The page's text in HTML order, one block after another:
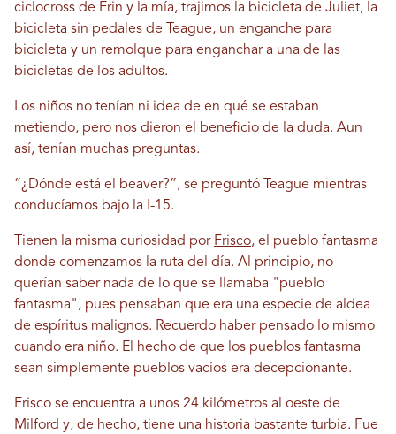
ciclocross de Erin y la mía, trajimos la bicicleta de Juliet, la
bicicleta sin pedales de Teague, un enganche para
bicicleta y un remolque para enganchar a una de las
bicicletas de los adultos.
Los niños no tenían ni idea de en qué se estaban
metiendo, pero nos dieron el beneficio de la duda. Aun
así, tenían muchas preguntas.
“¿Dónde está el beaver?”, se preguntó Teague mientras
conducíamos bajo la I-15.
Tienen la misma curiosidad por Frisco, el pueblo fantasma
donde comenzamos la ruta del día. Al principio, no
querían saber nada de lo que se llamaba "pueblo
fantasma", pues pensaban que era una especie de aldea
de espíritus malignos. Recuerdo haber pensado lo mismo
cuando era niño. El hecho de que los pueblos fantasma
sean simplemente pueblos vacíos era decepcionante.
Frisco se encuentra a unos 24 kilómetros al oeste de
Milford y, de hecho, tiene una historia bastante turbia. Fue